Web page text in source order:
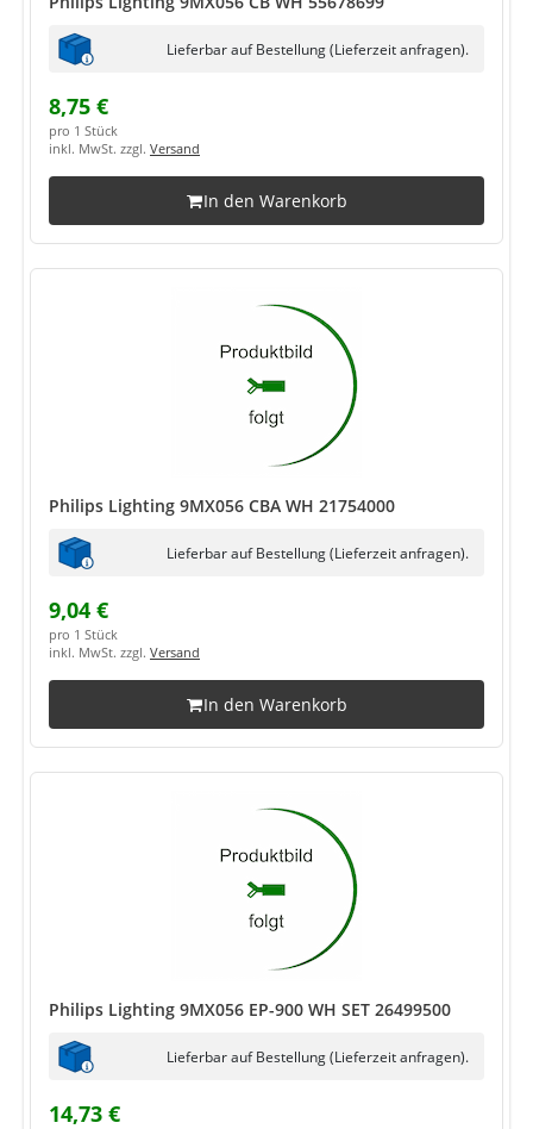
Lieferbar auf Bestellung (Lieferzeit anfragen).
8,75 €
pro 1 Stück
inkl. MwSt. zzgl. Versand
In den Warenkorb
Philips Lighting 9MX056 CBA WH 21754000
Lieferbar auf Bestellung (Lieferzeit anfragen).
9,04 €
pro 1 Stück
inkl. MwSt. zzgl. Versand
In den Warenkorb
Philips Lighting 9MX056 EP-900 WH SET 26499500
Lieferbar auf Bestellung (Lieferzeit anfragen).
14,73 €